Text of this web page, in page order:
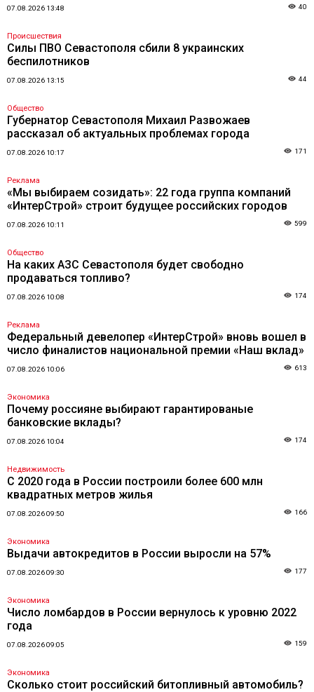
07.08.2026 13:48 40
Происшествия
Силы ПВО Севастополя сбили 8 украинских
беспилотников
07.08.2026 13:15 44
Общество
Губернатор Севастополя Михаил Развожаев
рассказал об актуальных проблемах города
07.08.2026 10:17 171
Реклама
«Мы выбираем созидать»: 22 года группа компаний
«ИнтерСтрой» строит будущее российских городов
07.08.2026 10:11 599
Общество
На каких АЗС Севастополя будет свободно
продаваться топливо?
07.08.2026 10:08 174
Реклама
Федеральный девелопер «ИнтерСтрой» вновь вошел в
число финалистов национальной премии «Наш вклад»
07.08.2026 10:06 613
Экономика
Почему россияне выбирают гарантированые
банковские вклады?
07.08.2026 10:04 174
Недвижимость
С 2020 года в России построили более 600 млн
квадратных метров жилья
07.08.2026 09:50 166
Экономика
Выдачи автокредитов в России выросли на 57%
07.08.2026 09:30 177
Экономика
Число ломбардов в России вернулось к уровню 2022
года
07.08.2026 09:05 159
Экономика
Сколько стоит российский битопливный автомобиль?